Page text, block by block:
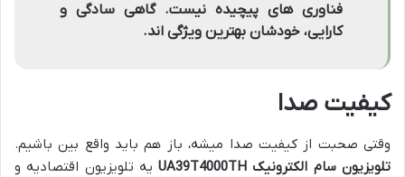
فناوری های پیچیده نیست. گاهی سادگی و
کارایی، خودشان بهترین ویژگی اند.
کیفیت صدا
وقتی صحبت از کیفیت صدا میشه، باز هم باید واقع بین باشیم.
تلویزیون سام الکترونیک UA39T4000TH
یه تلویزیون اقتصادیه و